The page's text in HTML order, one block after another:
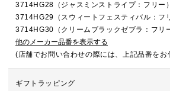
3714HG28（ジャスミンストライプ：フリー）
3714HG29（スウィートフェスティバル：フ
3714HG30（クリームブラックゼブラ：フリ
他のメーカー品番を表示する
(店舗でお問い合わせの際には、上記品番をお
ギフトラッピング